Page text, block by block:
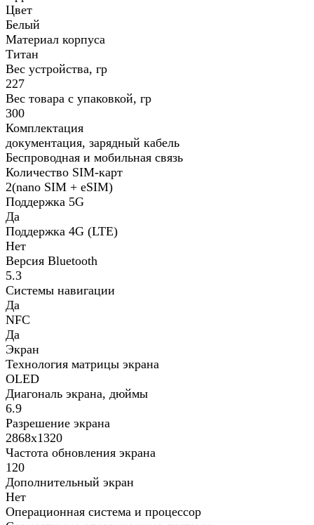
Цвет
Белый
Материал корпуса
Титан
Вес устройства, гр
227
Вес товара с упаковкой, гр
300
Комплектация
документация, зарядный кабель
Беспроводная и мобильная связь
Количество SIM-карт
2(nano SIM + eSIM)
Поддержка 5G
Да
Поддержка 4G (LTE)
Нет
Версия Bluetooth
5.3
Системы навигации
Да
NFC
Да
Экран
Технология матрицы экрана
OLED
Диагональ экрана, дюймы
6.9
Разрешение экрана
2868x1320
Частота обновления экрана
120
Дополнительный экран
Нет
Операционная система и процессор